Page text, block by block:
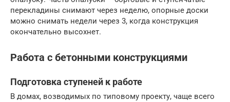
перекладины снимают через неделю, опорные доски
можно снимать недели через 3, когда конструкция
окончательно высохнет.
Работа с бетонными конструкциями
Подготовка ступеней к работе
В домах, возводимых по типовому проекту, чаще всего